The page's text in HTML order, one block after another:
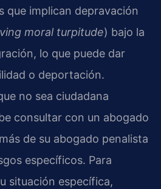
que implican depravación
moral turpitude) bajo la
lo que puede dar
o deportación.
no sea ciudadana
consultar con un abogado
de su abogado penalista
específicos. Para
situación específica,